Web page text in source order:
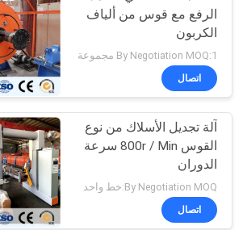
PRIVACY
POLICY
كابل أرمورينغ آلة
30
الرفع مع قوس من ألياف
الكربون
By Negotiation MOQ:1 مجموعة
اتصال
آلة تجديل الأسلاك من نوع
القوس 800r / Min سرعة
الدوران
By Negotiation MOQ:خط واحد
اتصال